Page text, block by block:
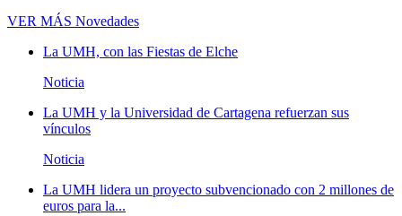
VER MÁS Novedades
La UMH, con las Fiestas de Elche
Noticia
La UMH y la Universidad de Cartagena refuerzan sus
vínculos
Noticia
La UMH lidera un proyecto subvencionado con 2 millones de
euros para la...